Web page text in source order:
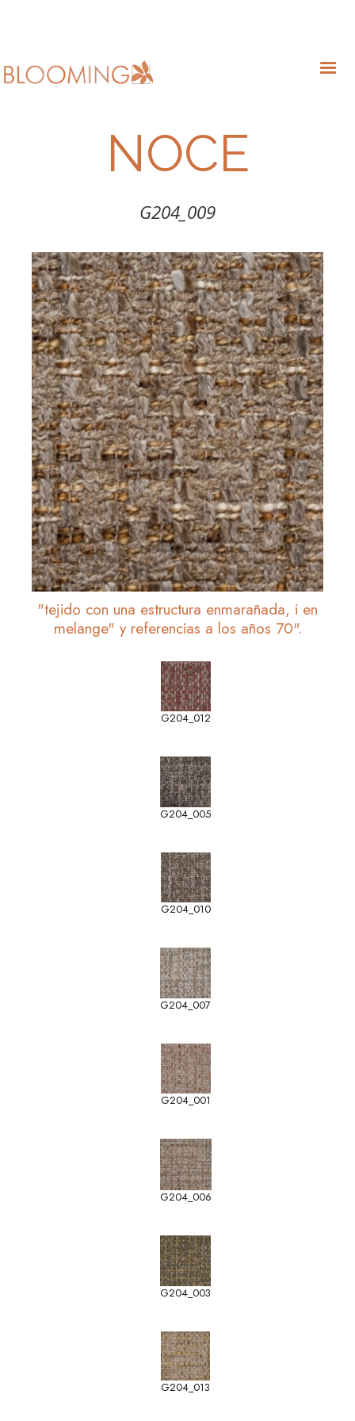
NOCE
G204_009
"tejido con una estructura enmarañada, i en
melange" y referencias a los años 70".
G204_012
G204_005
G204_010
G204_007
G204_001
G204_006
G204_003
G204_013